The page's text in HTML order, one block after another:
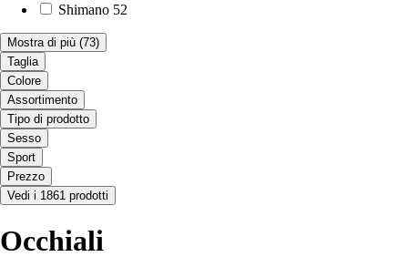
Shimano 52
Mostra di più (73)
Taglia
Colore
Assortimento
Tipo di prodotto
Sesso
Sport
Prezzo
Vedi i 1861 prodotti
Occhiali